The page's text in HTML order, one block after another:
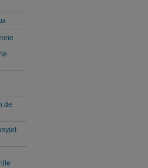
de